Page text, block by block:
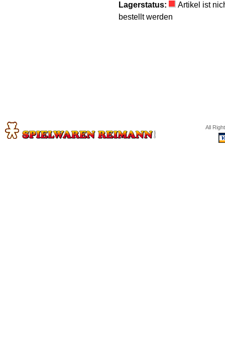
Lagerstatus:
Artikel ist
bestellt werden
All